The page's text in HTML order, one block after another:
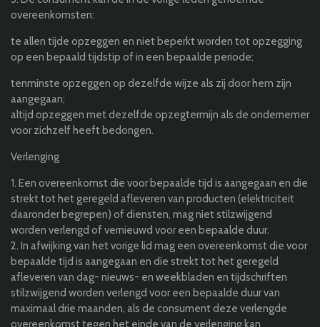
overeenkomsten:
te allen tijde opzeggen en niet beperkt worden tot opzegging
op een bepaald tijdstip of in een bepaalde periode;
tenminste opzeggen op dezelfde wijze als zij door hem zijn
aangegaan;
altijd opzeggen met dezelfde opzegtermijn als de ondernemer
voor zichzelf heeft bedongen.
Verlenging
1. Een overeenkomst die voor bepaalde tijd is aangegaan en die
strekt tot het geregeld afleveren van producten (elektriciteit
daaronder begrepen) of diensten, mag niet stilzwijgend
worden verlengd of vernieuwd voor een bepaalde duur.
2. In afwijking van het vorige lid mag een overeenkomst die voor
bepaalde tijd is aangegaan en die strekt tot het geregeld
afleveren van dag- nieuws- en weekbladen en tijdschriften
stilzwijgend worden verlengd voor een bepaalde duur van
maximaal drie maanden, als de consument deze verlengde
overeenkomst tegen het einde van de verlenging kan